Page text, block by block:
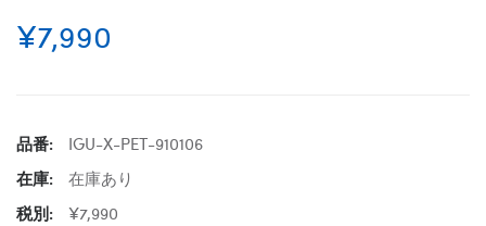
¥7,990
品番:
IGU-X-PET-910106
在庫:
在庫あり
税別:
¥7,990